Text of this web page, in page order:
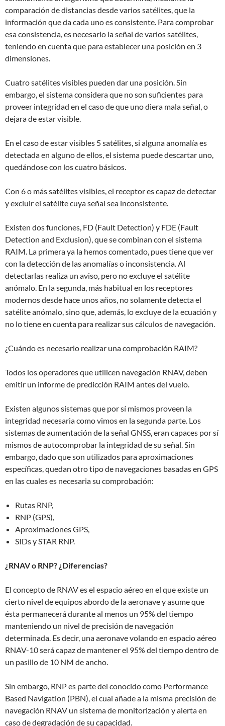
comparación de distancias desde varios satélites, que la
información que da cada uno es consistente. Para comprobar
esa consistencia, es necesario la señal de varios satélites,
teniendo en cuenta que para establecer una posición en 3
dimensiones.
Cuatro satélites visibles pueden dar una posición. Sin
embargo, el sistema considera que no son suficientes para
proveer integridad en el caso de que uno diera mala señal, o
dejara de estar visible.
En el caso de estar visibles 5 satélites, si alguna anomalía es
detectada en alguno de ellos, el sistema puede descartar uno,
quedándose con los cuatro básicos.
Con 6 o más satélites visibles, el receptor es capaz de detectar
y excluir el satélite cuya señal sea inconsistente.
Existen dos funciones, FD (Fault Detection) y FDE (Fault
Detection and Exclusion), que se combinan con el sistema
RAIM. La primera ya la hemos comentado, pues tiene que ver
con la detección de las anomalías o inconsistencia. Al
detectarlas realiza un aviso, pero no excluye el satélite
anómalo. En la segunda, más habitual en los receptores
modernos desde hace unos años, no solamente detecta el
satélite anómalo, sino que, además, lo excluye de la ecuación y
no lo tiene en cuenta para realizar sus cálculos de navegación.
¿Cuándo es necesario realizar una comprobación RAIM?
Todos los operadores que utilicen navegación RNAV, deben
emitir un informe de predicción RAIM antes del vuelo.
Existen algunos sistemas que por sí mismos proveen la
integridad necesaria como vimos en la segunda parte. Los
sistemas de aumentación de la señal GNSS, eran capaces por sí
mismos de autocomprobar la integridad de su señal. Sin
embargo, dado que son utilizados para aproximaciones
específicas, quedan otro tipo de navegaciones basadas en GPS
en las cuales es necesaria su comprobación:
Rutas RNP,
RNP (GPS),
Aproximaciones GPS,
SIDs y STAR RNP.
¿RNAV o RNP? ¿Diferencias?
El concepto de RNAV es el espacio aéreo en el que existe un
cierto nivel de equipos abordo de la aeronave y asume que
ésta permanecerá durante al menos un 95% del tiempo
manteniendo un nivel de precisión de navegación
determinada. Es decir, una aeronave volando en espacio aéreo
RNAV-10 será capaz de mantener el 95% del tiempo dentro de
un pasillo de 10 NM de ancho.
Sin embargo, RNP es parte del conocido como Performance
Based Navigation (PBN), el cual añade a la misma precisión de
navegación RNAV un sistema de monitorización y alerta en
caso de degradación de su capacidad.